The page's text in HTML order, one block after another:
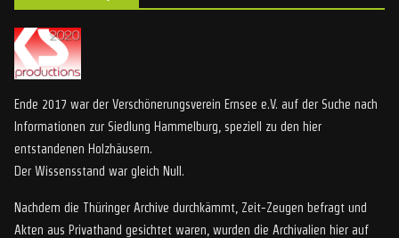
Ende 2017 war der Verschönerungsverein Ernsee e.V. auf der Suche nach
Informationen zur Siedlung Hammelburg, speziell zu den hier
entstandenen Holzhäusern.
Der Wissensstand war gleich Null.
Nachdem die Thüringer Archive durchkämmt, Zeit-Zeugen befragt und
Akten aus Privathand gesichtet waren, wurden die Archivalien hier auf